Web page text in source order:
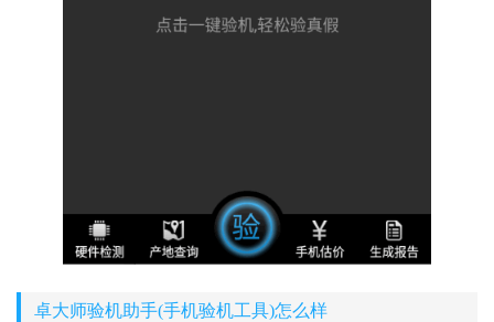
卓大师验机助手(手机验机工具)怎么样